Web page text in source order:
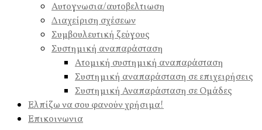
Αυτογνωσια/αυτοβελτιωση
Διαχείριση σχέσεων
Συμβουλευτική ζεύγους
Συστημική αναπαράσταση
Ατομική συστημική αναπαράσταση
Συστημική αναπαράσταση σε επιχειρήσεις
Συστημική Αναπαράσταση σε Ομάδες
Ελπίζω να σου φανούν χρήσιμα!
Επικοινωνια